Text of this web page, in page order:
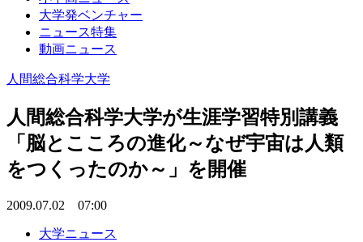
大学発ベンチャー
ニュース特集
動画ニュース
人間総合科学大学
人間総合科学大学が生涯学習特別講義
「脳とこころの進化～なぜ宇宙は人類
をつくったのか～」を開催
2009.07.02 07:00
大学ニュース